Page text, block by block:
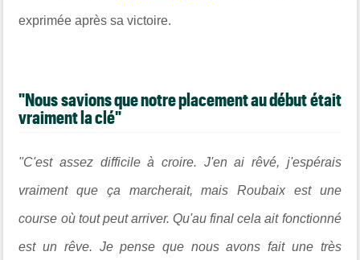
exprimée après sa victoire.
"Nous savions que notre placement au début était
vraiment la clé"
"C'est assez difficile à croire. J'en ai rêvé, j'espérais
vraiment que ça marcherait, mais Roubaix est une
course où tout peut arriver. Qu'au final cela ait fonctionné
est un rêve. Je pense que nous avons fait une très